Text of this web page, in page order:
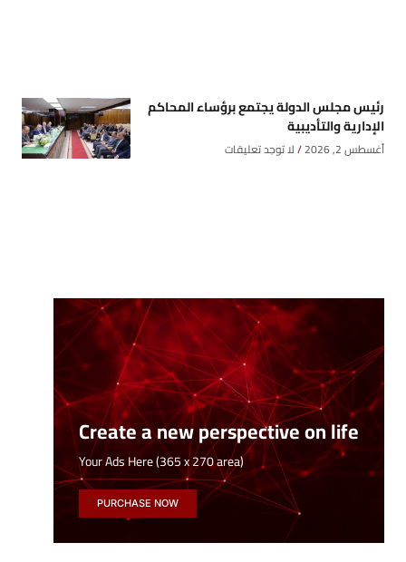
رئيس مجلس الدولة يجتمع برؤساء المحاكم
الإدارية والتأديبية
أغسطس 2, 2026 لا توجد تعليقات
Create a new perspective on life
Your Ads Here (365 x 270 area)
PURCHASE NOW